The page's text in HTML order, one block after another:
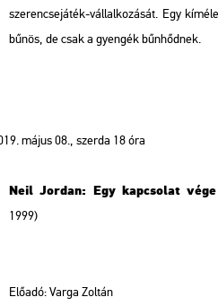
szerencsejáték-vállalkozását. Egy
bűnös, de csak a gyengék bűnhődnek.
május 08., szerda 18 óra
Neil Jordan: Egy kapcsolat vége
Előadó: Varga Zoltán